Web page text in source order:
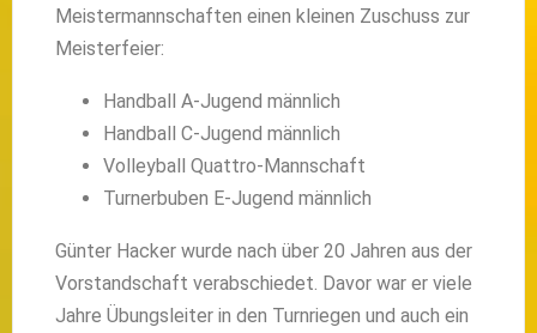
Meistermannschaften einen kleinen Zuschuss zur
Meisterfeier:
Handball A-Jugend männlich
Handball C-Jugend männlich
Volleyball Quattro-Mannschaft
Turnerbuben E-Jugend männlich
Günter Hacker wurde nach über 20 Jahren aus der
Vorstandschaft verabschiedet. Davor war er viele
Jahre Übungsleiter in den Turnriegen und auch ein